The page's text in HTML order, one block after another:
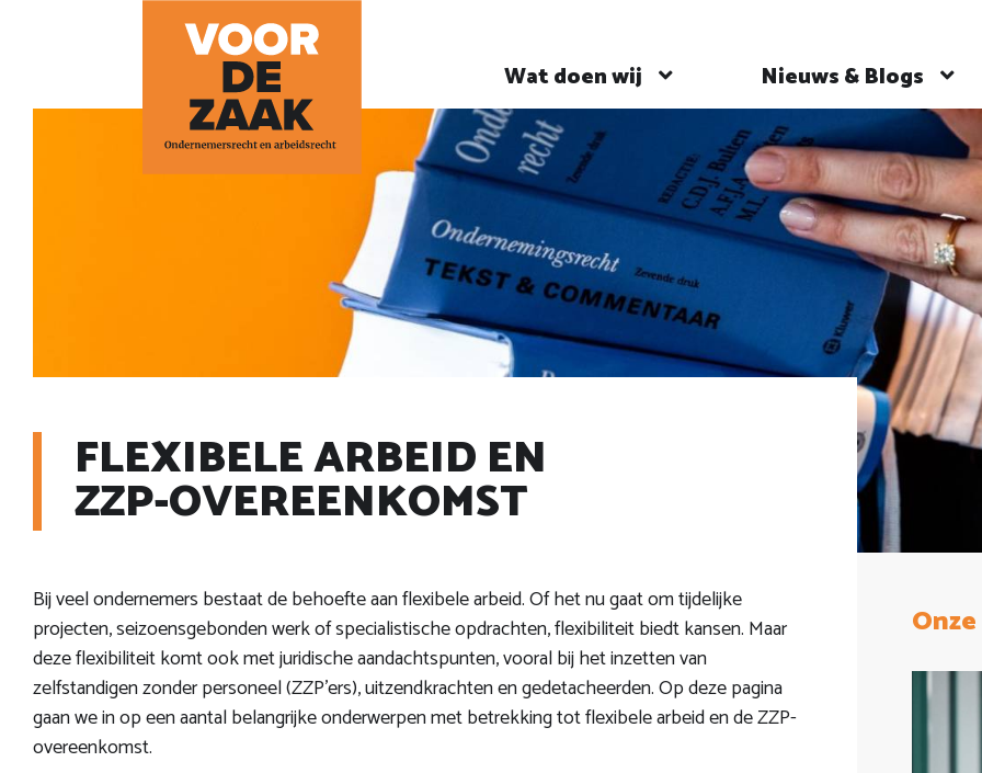
Wat doen wij Nieuws & Blogs
FLEXIBELE ARBEID EN
ZZP-OVEREENKOMST
Bij veel ondernemers bestaat de behoefte aan flexibele arbeid. Of het nu gaat om tijdelijke
projecten, seizoensgebonden werk of specialistische opdrachten, flexibiliteit biedt kansen. Maar
deze flexibiliteit komt ook met juridische aandachtspunten, vooral bij het inzetten van
zelfstandigen zonder personeel (ZZP'ers), uitzendkrachten en gedetacheerden. Op deze pagina
gaan we in op een aantal belangrijke onderwerpen met betrekking tot flexibele arbeid en de ZZP-
overeenkomst.